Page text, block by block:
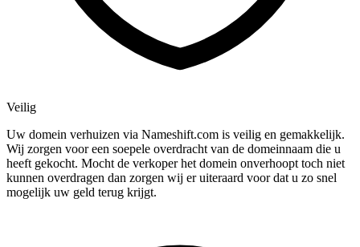
Veilig
Uw domein verhuizen via Nameshift.com is veilig en gemakkelijk.
Wij zorgen voor een soepele overdracht van de domeinnaam die u
heeft gekocht. Mocht de verkoper het domein onverhoopt toch niet
kunnen overdragen dan zorgen wij er uiteraard voor dat u zo snel
mogelijk uw geld terug krijgt.